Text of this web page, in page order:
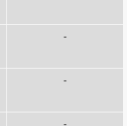
-
-
-